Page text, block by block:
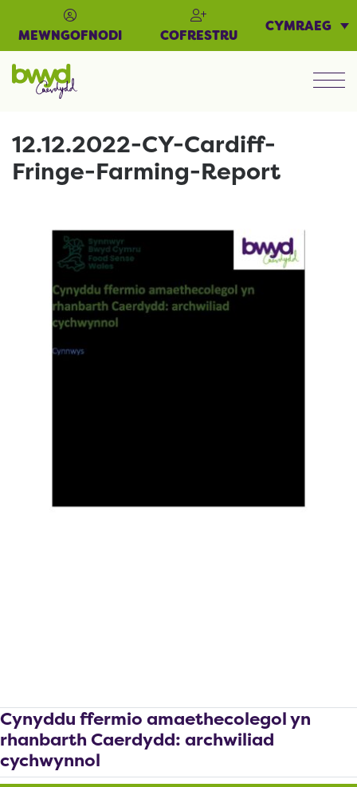
MEWNGOFNODI COFRESTRU
CYMRAEG
12.12.2022-CY-Cardiff-
Fringe-Farming-Report
Cynyddu ffermio amaethecolegol yn
rhanbarth Caerdydd: archwiliad
cychwynnol